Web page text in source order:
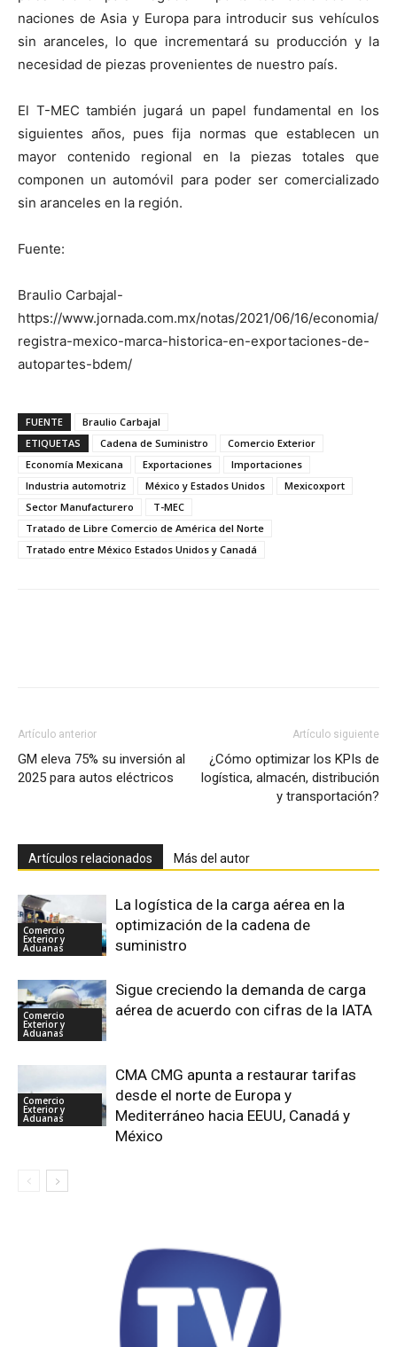
naciones de Asia y Europa para introducir sus vehículos
sin aranceles, lo que incrementará su producción y la
necesidad de piezas provenientes de nuestro país.
El T-MEC también jugará un papel fundamental en los
siguientes años, pues fija normas que establecen un
mayor contenido regional en la piezas totales que
componen un automóvil para poder ser comercializado
sin aranceles en la región.
Fuente:
Braulio Carbajal-
https://www.jornada.com.mx/notas/2021/06/16/economia/
registra-mexico-marca-historica-en-exportaciones-de-
autopartes-bdem/
FUENTE
Braulio Carbajal
ETIQUETAS
Cadena de Suministro
Comercio Exterior
Economía Mexicana
Exportaciones
Importaciones
Industria automotriz
México y Estados Unidos
Mexicoxport
Sector Manufacturero
T-MEC
Tratado de Libre Comercio de América del Norte
Tratado entre México Estados Unidos y Canadá
Artículo anterior
GM eleva 75% su inversión al
2025 para autos eléctricos
Artículo siguiente
¿Cómo optimizar los KPIs de
logística, almacén, distribución
y transportación?
Artículos relacionados Más del autor
Comercio
Exterior y
Aduanas
La logística de la carga aérea en la
optimización de la cadena de
suministro
Comercio
Exterior y
Aduanas
Sigue creciendo la demanda de carga
aérea de acuerdo con cifras de la IATA
Comercio
Exterior y
Aduanas
CMA CMG apunta a restaurar tarifas
desde el norte de Europa y
Mediterráneo hacia EEUU, Canadá y
México